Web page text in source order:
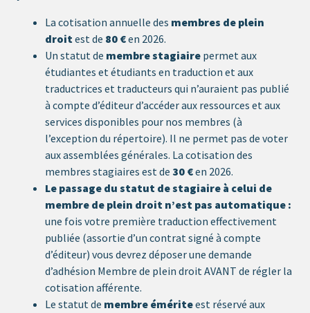
La cotisation annuelle des membres de plein
droitest de 80 €en 2026.
Un statut de membre stagiaire permet aux
étudiantes et étudiants en traduction et aux
traductrices et traducteurs qui n’auraient pas publié
à compte d’éditeur d’accéder aux ressources et aux
services disponibles pour nos membres (à
l’exception du répertoire). Il ne permet pas de voter
aux assemblées générales. La cotisation des
membres stagiaires est de 30 €en 2026.
Le passage du statut de stagiaire à celui de
membre de plein droit n’est pas automatique :
une fois votre première traduction effectivement
publiée (assortie d’un contrat signé à compte
d’éditeur) vous devrez déposer une demande
d’adhésion Membre de plein droit AVANT de régler la
cotisation afférente.
Le statut de membre émériteest réservé aux